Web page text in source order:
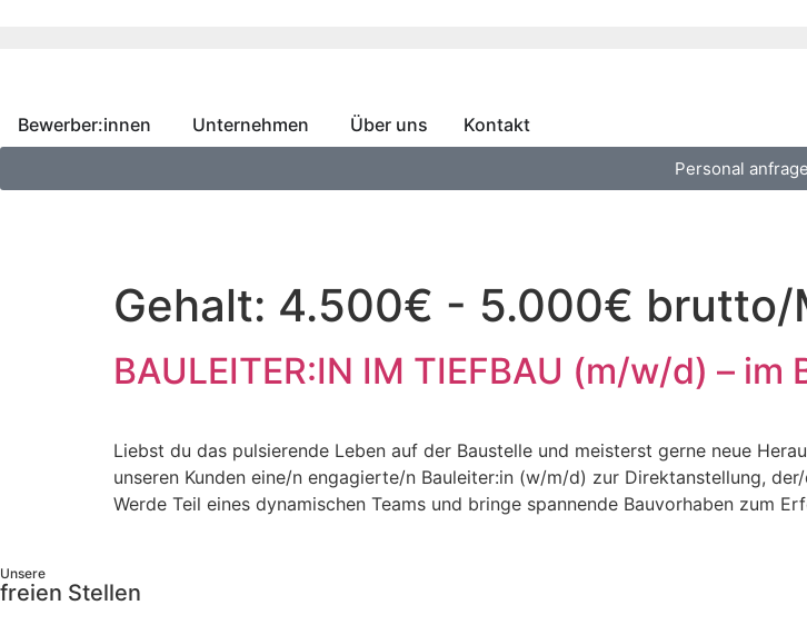
Bewerber:innen Unternehmen Über uns Kontakt
Personal
Gehalt: 4.500€ - 5.000€ brutto/
BAULEITER:IN IM TIEFBAU (m/w/d) –
Liebst du das pulsierende Leben auf der Baustelle und meisterst gerne neue
unseren Kunden eine/n engagierte/n Bauleiter:in (w/m/d) zur Direktanstellung,
Werde Teil eines dynamischen Teams und bringe spannende Bauvorhaben zum
Unsere
freien Stellen